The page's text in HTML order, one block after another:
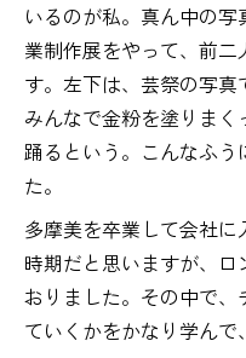
いるのが私。真ん中の
業制作展をやって、前
す。左下は、芸祭の写真
みんなで金粉を塗りま
踊るという。こんなふ
た。
多摩美を卒業して会社
時期だと思いますが、
おりました。その中で
ていくかをかなり学んで